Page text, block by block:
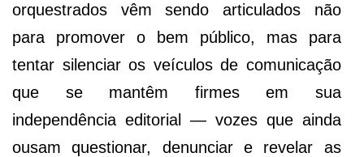
orquestrados vêm sendo articulados não
para promover o bem público, mas para
tentar silenciar os veículos de comunicação
que se mantêm firmes em sua
independência editorial — vozes que ainda
ousam questionar, denunciar e revelar as